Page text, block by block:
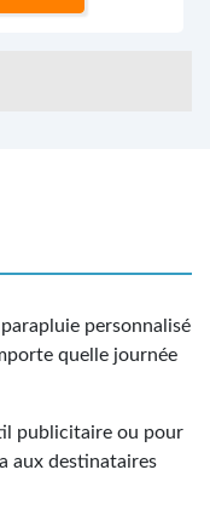
personnalisé
quelle journée
publicitaire ou pour
aux destinataires